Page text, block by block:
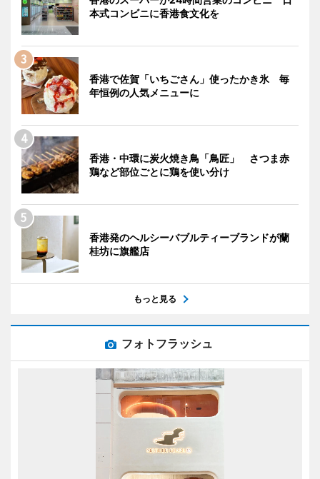
本式コンビニに香港食文化を
香港で佐賀「いちごさん」使ったかき氷 毎
年恒例の人気メニューに
香港・中環に炭火焼き鳥「鳥匠」 さつま赤
鶏など部位ごとに鶏を使い分け
香港発のヘルシーバブルティーブランドが蘭
桂坊に旗艦店
もっと見る
フォトフラッシュ